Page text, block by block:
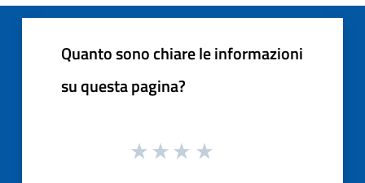
Quanto sono chiare le informazioni
su questa pagina?